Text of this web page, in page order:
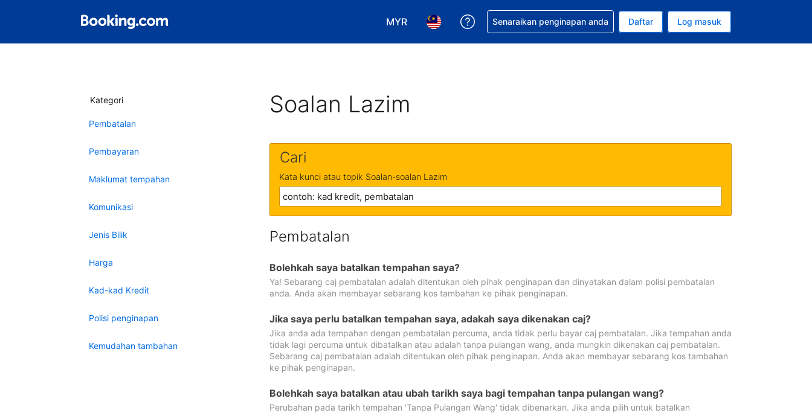
MYR
Pilih mata wang anda. Mata wang semasa anda adalah Ringgit Malaysia
Pilih bahasa anda. Bahasa semasa anda adalah Bahasa Malaysia
Dapatkan bantuan bagi tempahan anda
Senaraikan penginapan anda Daftar Log masuk
Kategori
Pembatalan
Pembayaran
Maklumat tempahan
Komunikasi
Jenis Bilik
Harga
Kad-kad Kredit
Polisi penginapan
Kemudahan tambahan
Soalan Lazim
Cari
Kata kunci atau topik Soalan-soalan Lazim
Pembatalan
Bolehkah saya batalkan tempahan saya?
Ya! Sebarang caj pembatalan adalah ditentukan oleh pihak penginapan dan dinyatakan dalam polisi pembatalan
anda. Anda akan membayar sebarang kos tambahan ke pihak penginapan.
Jika saya perlu batalkan tempahan saya, adakah saya dikenakan caj?
Jika anda ada tempahan dengan pembatalan percuma, anda tidak perlu bayar caj pembatalan. Jika tempahan anda
tidak lagi percuma untuk dibatalkan atau adalah tanpa pulangan wang, anda mungkin dikenakan caj pembatalan.
Sebarang caj pembatalan adalah ditentukan oleh pihak penginapan. Anda akan membayar sebarang kos tambahan
ke pihak penginapan.
Bolehkah saya batalkan atau ubah tarikh saya bagi tempahan tanpa pulangan wang?
Perubahan pada tarikh tempahan 'Tanpa Pulangan Wang' tidak dibenarkan. Jika anda pilih untuk batalkan